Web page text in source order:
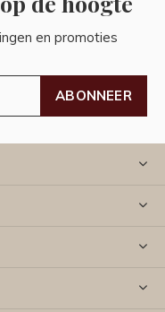
en promoties
ABONNEER